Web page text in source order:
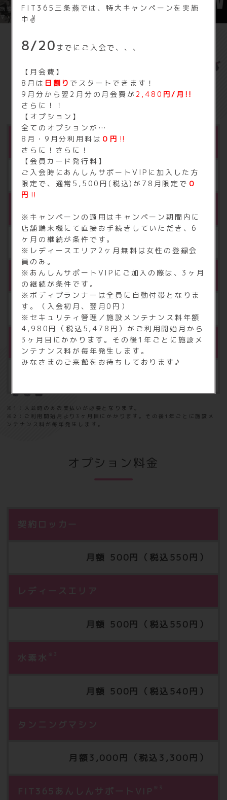
施設内を3Dで見学できます（※3DはFIT365イオン今治のものになりま
す）
基本料金
月会費
月額 2,980円（税込3,278円）
5,000円（税込5,500円）
セキュリティ管理／施設メンテナンス料※2
年額 4,980円（税込5,478円）
1daypass
※1：入会時のみお支払いが必要となります。
※2：ご利用開始月より3ヶ月目にかかります。その後1年ごとに施設メ
ンテナンス料が毎年発生します。
オプション料金
契約ロッカー
月額 500円（税込550円）
レディースエリア
月額 500円（税込550円）
水素水 ※3
月額 500円（税込540円）
タンニングマシン
月額3,000円（税込3,300円）
FIT365あんしんサポートVIP ※3
FIT365三条燕では、特大キャンペーンを実施
中✌️
8/20 までにご入会で、、、
【月会費】
8月は 日割り でスタートできます！
9月分から翌2月分の月会費が 2,480 円/月!!
さらに！！
【オプション】
全てのオプションが…
8月・9月分利用料は ０円 ‼
さらに！さらに！
【会員カード発行料】
ご入会時にあんしんサポートVIPに加入した方
限定で、通常5,500円(税込)が78月限定で ０
円 ‼
※キャンペーンの適用はキャンペーン期間内に
店舗端末機にて直接お手続きしていただき、6
ヶ月の継続が条件です。
※レディースエリア2ヶ月無料は女性の登録会
員のみ。
※あんしんサポートVIPにご加入の際は、3ヶ月
の継続が条件です。
※ボディプランナーは全員に自動付帯となりま
す。（入会初月、翌月0円）
※セキュリティ管理／施設メンテナンス料年額
4,980円（税込5,478円）がご利用開始月から
3ヶ月目にかかります。その後1年ごとに施設メ
ンテナンス料が毎年発生します。
みなさまのご来館をお待ちしております♪